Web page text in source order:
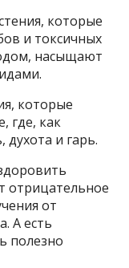
которые
и токсичных
насыщают
которые
где, как
и гарь.
отрицательное
от
А есть
полезно